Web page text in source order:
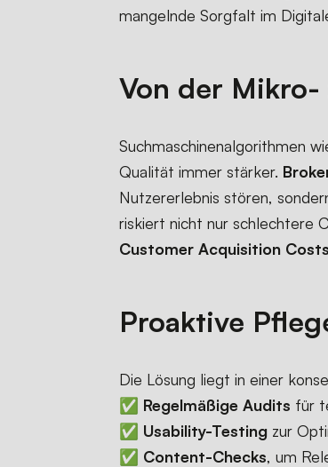
mangelnde Sorgfalt im
Von der
Suchmaschinenalgorithmen
Qualität immer stärker.
Nutzererlebnis stören,
riskiert nicht nur schlechtere
Customer Acquisition
Proaktive
Die Lösung liegt in einer
✅ Regelmäßige Audits für
✅ Usability-Testing zur
✅ Content-Checks, um